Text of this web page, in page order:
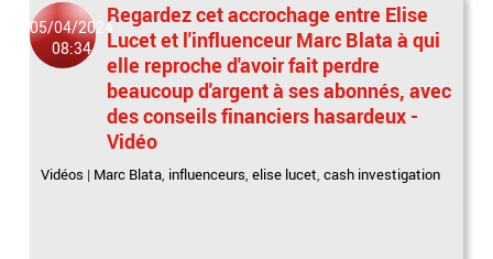
05/04/2024
08:34
Regardez cet accrochage entre Elise
Lucet et l'influenceur Marc Blata à qui
elle reproche d'avoir fait perdre
beaucoup d'argent à ses abonnés, avec
des conseils financiers hasardeux -
Vidéo
Vidéos | Marc Blata, influenceurs,elise lucet,cash investigation